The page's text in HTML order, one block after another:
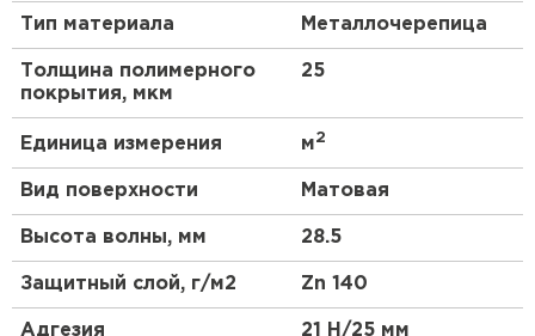
Тип материала Металлочерепица
Толщина полимерного
покрытия, мкм
25
Единица измерения м2
Вид поверхности Матовая
Высота волны, мм 28.5
Защитный слой, г/м2 Zn 140
Адгезия 21 Н/25 мм